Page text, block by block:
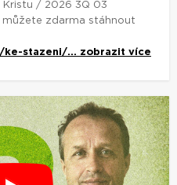
Kristu / 2026 3Q 03
zdarma stáhnout
ke-stazeni/... zobrazit více